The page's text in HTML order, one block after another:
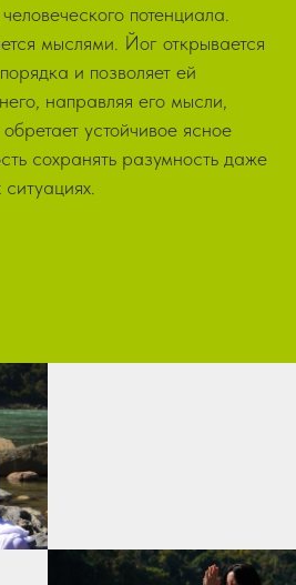
потенциала.
мыслями. Йог открывается
и позволяет ей
направляя его мысли,
устойчивое ясное
сохранять разумность даже